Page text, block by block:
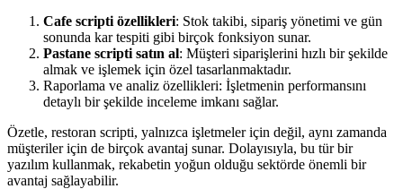
Cafe scripti özellikleri: Stok takibi, sipariş yönetimi ve gün
sonunda kar tespiti gibi birçok fonksiyon sunar.
Pastane scripti satın al: Müşteri siparişlerini hızlı bir şekilde
almak ve işlemek için özel tasarlanmaktadır.
Raporlama ve analiz özellikleri: İşletmenin performansını
detaylı bir şekilde inceleme imkanı sağlar.
Özetle, restoran scripti, yalnızca işletmeler için değil, aynı zamanda
müşteriler için de birçok avantaj sunar. Dolayısıyla, bu tür bir
yazılım kullanmak, rekabetin yoğun olduğu sektörde önemli bir
avantaj sağlayabilir.